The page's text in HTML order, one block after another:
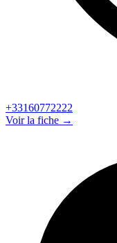
+33160772222
Voir la fiche →